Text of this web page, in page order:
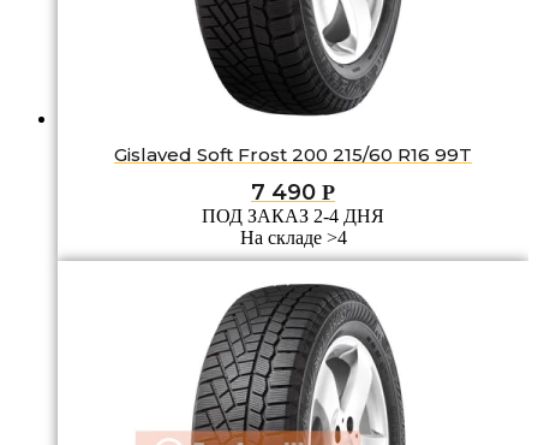
Gislaved Soft Frost 200 215/60 R16 99T
7 490 Р
ПОД ЗАКАЗ 2-4 ДНЯ
На складе >4